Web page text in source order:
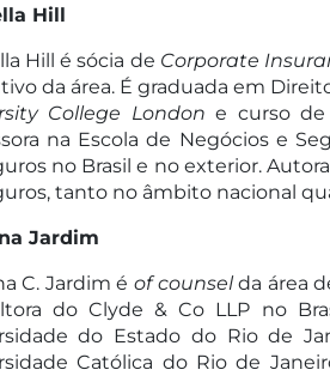
Hill
Hill é sócia de Corporate
da área. É graduada em
College London e curso
na Escola de Negócios e
no Brasil e no exterior.
tanto no âmbito nacional
Jardim
C. Jardim é of counselda área
do Clyde & Co LLP no
do Estado do Rio de
Católica do Rio de